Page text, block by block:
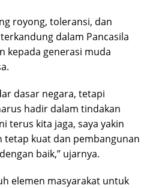
royong, toleransi, dan
dalam Pancasila
kepada generasi muda
dasar negara, tetapi
hadir dalam tindakan
terus kita jaga, saya yakin
tetap kuat dan pembangunan
baik,” ujarnya.
elemen masyarakat untuk